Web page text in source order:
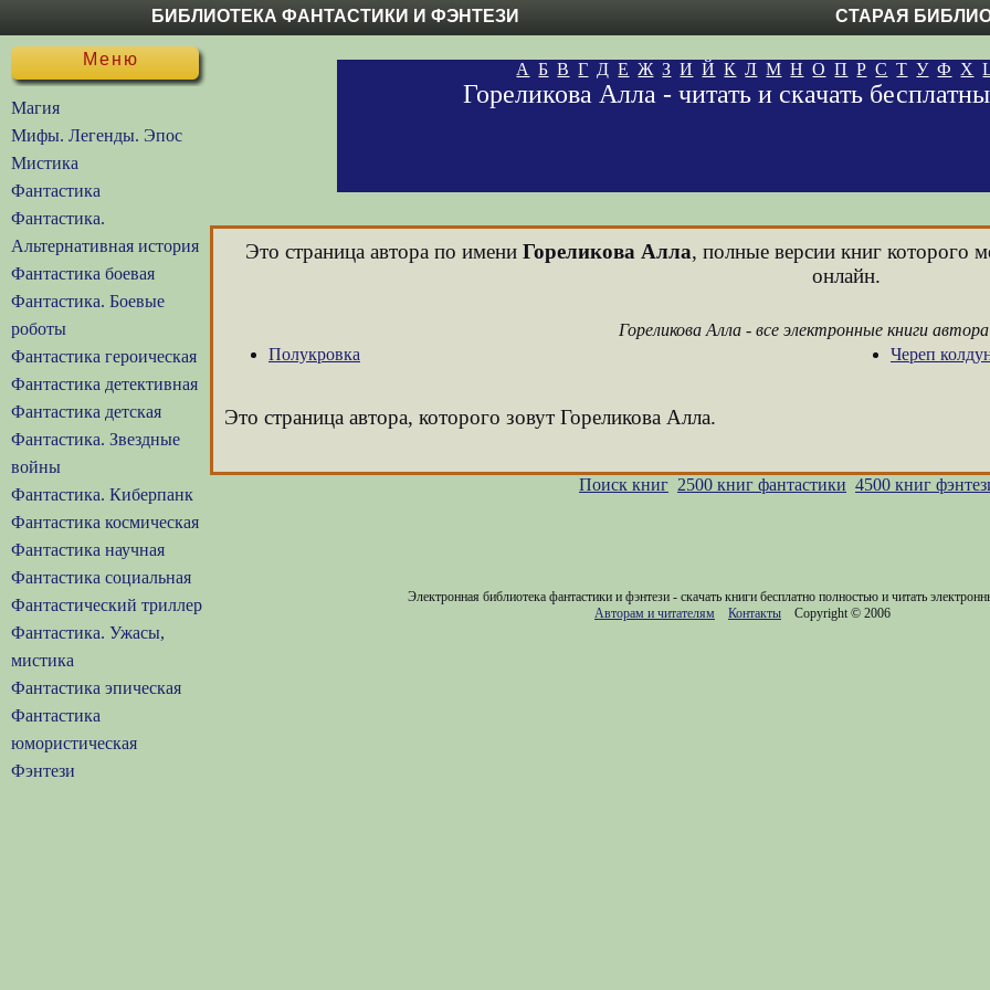
БИБЛИОТЕКА ФАНТАСТИКИ И ФЭНТЕЗИ СТАРАЯ
Меню
Магия
Мифы. Легенды. Эпос
Мистика
Фантастика
Фантастика.
Альтернативная история
Фантастика боевая
Фантастика. Боевые
роботы
Фантастика героическая
Фантастика детективная
Фантастика детская
Фантастика. Звездные
войны
Фантастика. Киберпанк
Фантастика космическая
Фантастика научная
Фантастика социальная
Фантастический триллер
Фантастика. Ужасы,
мистика
Фантастика эпическая
Фантастика
юмористическая
Фэнтези
А Б В Г Д Е Ж З И Й К Л М Н О П Р С Т У Ф Х
Гореликова Алла - читать и скачать
Это страница автора по имени Гореликова Алла, полные версии книг которого
онлайн.
Гореликова Алла - все электронные книги
Полукровка
Череп
Это страница автора, которого зовут Гореликова Алла.
Поиск книг 2500 книг фантастики 4500 книг
Электронная библиотека фантастики и фэнтези - скачать книги бесплатно полностью и читать
Авторам и читателям
Контакты Copyright © 2006